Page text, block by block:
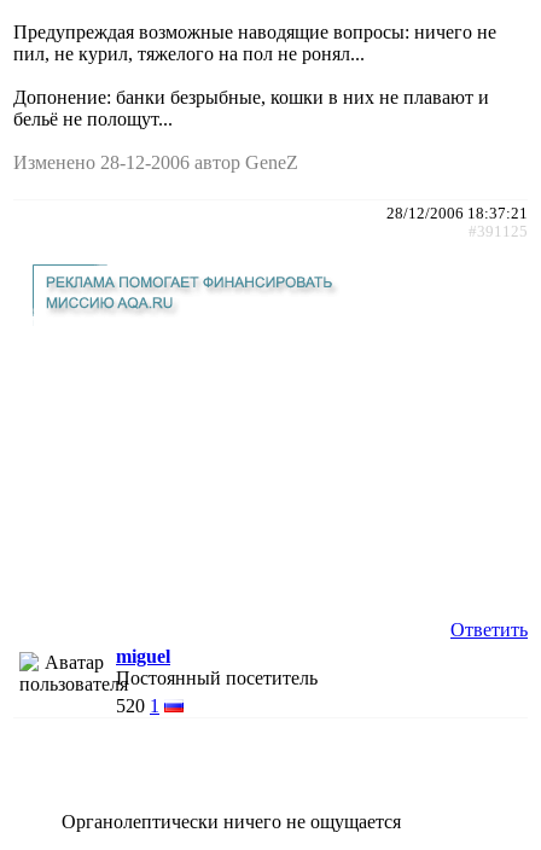
Предупреждая возможные наводящие вопросы: ничего не
пил, не курил, тяжелого на пол не ронял...
Допонение: банки безрыбные, кошки в них не плавают и
бельё не полощут...
Изменено 28-12-2006 автор GeneZ
28/12/2006 18:37:21
#391125
Ответить
miguel
Постоянный посетитель
520 1
Органолептически ничего не ощущается